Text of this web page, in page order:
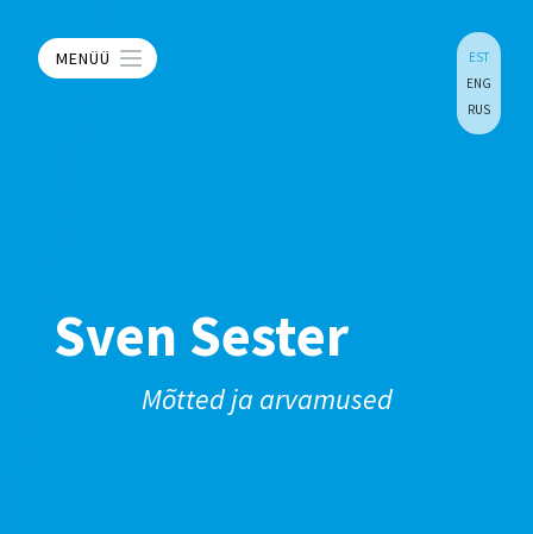
MENÜÜ
EST
ENG
RUS
Sven Sester
Mõtted ja arvamused